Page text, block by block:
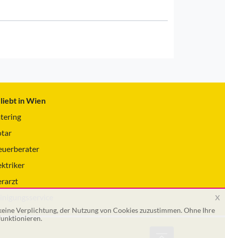
in Wien
Verplichtung, der Nutzung von Cookies zuzustimmen. Ohne Ihre
x